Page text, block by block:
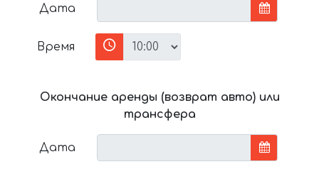
Дата
Время
Окончание аренды (возврат авто) или
трансфера
Дата